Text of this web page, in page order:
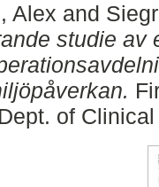
Alex and
studie av
Dept. of